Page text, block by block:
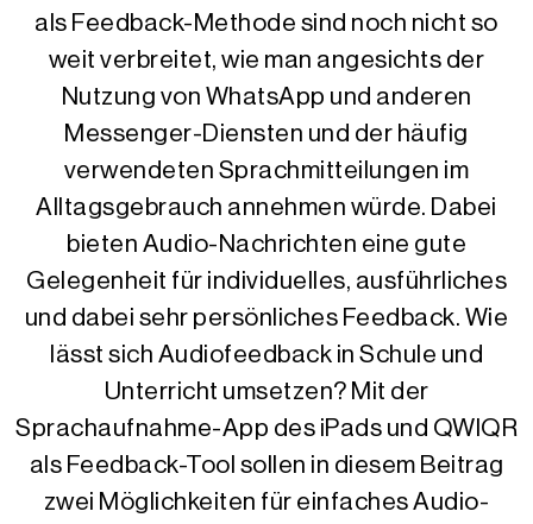
als Feedback-Methode sind noch nicht so
weit verbreitet, wie man angesichts der
Nutzung von WhatsApp und anderen
Messenger-Diensten und der häufig
verwendeten Sprachmitteilungen im
Alltagsgebrauch annehmen würde. Dabei
bieten Audio-Nachrichten eine gute
Gelegenheit für individuelles, ausführliches
und dabei sehr persönliches Feedback. Wie
lässt sich Audiofeedback in Schule und
Unterricht umsetzen? Mit der
Sprachaufnahme-App des iPads und QWIQR
als Feedback-Tool sollen in diesem Beitrag
zwei Möglichkeiten für einfaches Audio-